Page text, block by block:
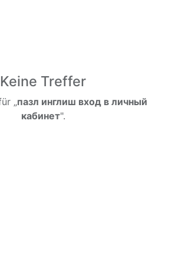
Keine Treffer
„пазл инглиш вход в личный
кабинет".